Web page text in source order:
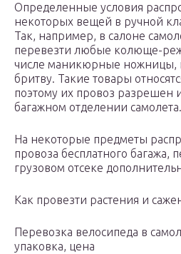
Определенные условия
некоторых вещей в ручной
Так, например, в салоне
перевезти любые колюще-
числе маникюрные ножницы,
бритву. Такие товары
поэтому их провоз разрешен
багажном отделении самолета.
На некоторые предметы
провоза бесплатного багажа,
грузовом отсеке
Как провезти растения и
Перевозка велосипеда в
упаковка, цена